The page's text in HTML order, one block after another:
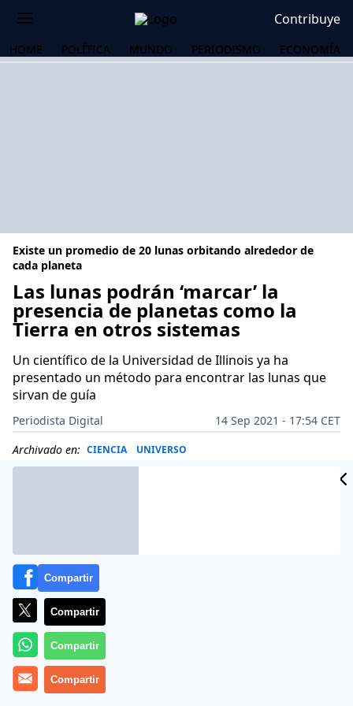
Contribuye
HOME POLÍTICA MUNDO PERIODISMO ECONOMÍA
Existe un promedio de 20 lunas orbitando alrededor de
cada planeta
Las lunas podrán ‘marcar’ la
presencia de planetas como la
Tierra en otros sistemas
Un científico de la Universidad de Illinois ya ha
presentado un método para encontrar las lunas que
sirvan de guía
Periodista Digital
14 Sep 2021 - 17:54 CET
Archivado en: CIENCIA UNIVERSO
Compartir
Compartir
Compartir
Compartir